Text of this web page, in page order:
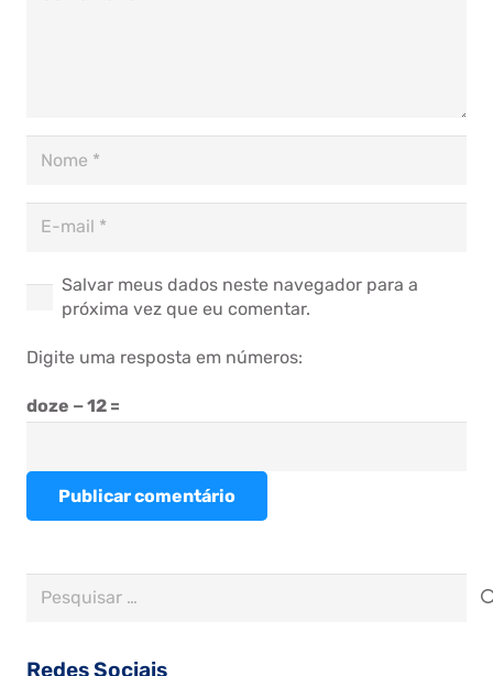
Salvar meus dados neste navegador para a
próxima vez que eu comentar.
Digite uma resposta em números:
doze − 12 =
Publicar comentário
Pesquisar
Redes Sociais